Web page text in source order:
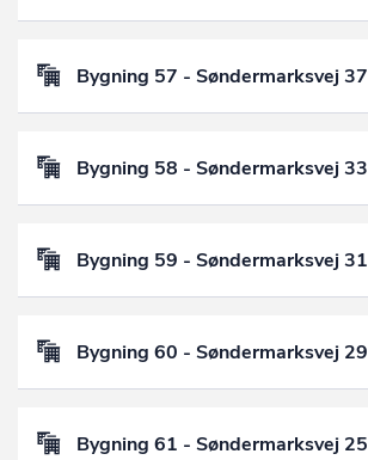
Bygning 57 - Søndermarksvej 37
Bygning 58 - Søndermarksvej 33
Bygning 59 - Søndermarksvej 31
Bygning 60 - Søndermarksvej 29
Bygning 61 - Søndermarksvej 25